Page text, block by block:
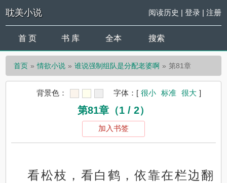
耽美小说 阅读历史 | 登录| 注册
首 页 书 库 全本 搜索
首页 情欲小说 谁说强制组队是分配老婆啊 第81章
背景色： 字体： [ 很小 标准 很大 ]
第81章（1 / 2）
加入书签
看松枝，看白鹤，依靠在栏边翻